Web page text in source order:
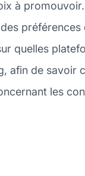
à
quelles
afin de
les